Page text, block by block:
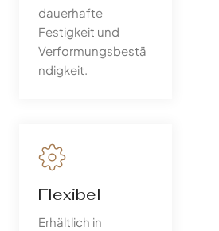
dauerhafte
Festigkeit und
Verformungsbestä
ndigkeit.
Flexibel
Erhältlich in